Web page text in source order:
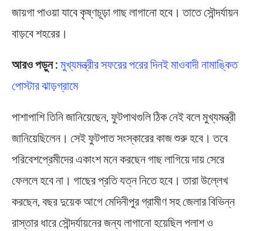
জায়গা পাওয়া যাবে কৃষ্ণচূড়া গাছ লাগানো হবে। তাতে সৌন্দর্যায়ন
বাড়বে শহরের।
আরও পড়ুন : মুখ্যমন্ত্রীর সফরের পরের দিনই মাওবাদী নামাঙ্কিত
পোস্টার ঝাড়গ্রামে
পাশাপাশি তিনি জানিয়েছেন, ফুটপাথগুলি ঠিক নেই বলে মুখ্যমন্ত্রী
জানিয়েছিলেন। সেই ফুটপাত সংস্কারের কাজ শুরু হবে। তবে
পরিবেশপ্রেমীদের একাংশ মনে করছেন গাছ লাগিয়ে দায় সেরে
ফেললে হবে না। গাছের প্রতি যত্ন নিতে হবে। তারা উল্লেখ
করছেন, বছর দুয়েক আগে মেদিনীপুর গ্রামীণ সহ জেলার বিভিন্ন
রাস্তার ধারে সৌন্দর্যায়নের জন্য লাগানো হয়েছিল পলাশ ও